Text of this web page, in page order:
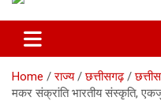
Home राज्य छत्तीसगढ़
मकर संक्रांति भारतीय संस्कृति,